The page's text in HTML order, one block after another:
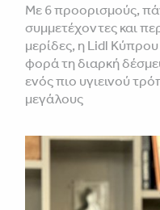
Με 6 προορισμούς,
συμμετέχοντες και
μερίδες, η Lidl
φορά τη διαρκή
ενός πιο υγιεινού
μεγάλους